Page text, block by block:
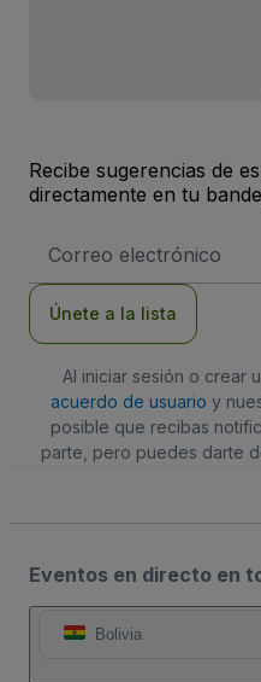
Recibe sugerencias de
directamente en tu
de
Únete a la lista
Al iniciar sesión o crear
acuerdo de usuario y
posible que recibas
parte, pero puedes darte
Eventos en directo en
Bolivia